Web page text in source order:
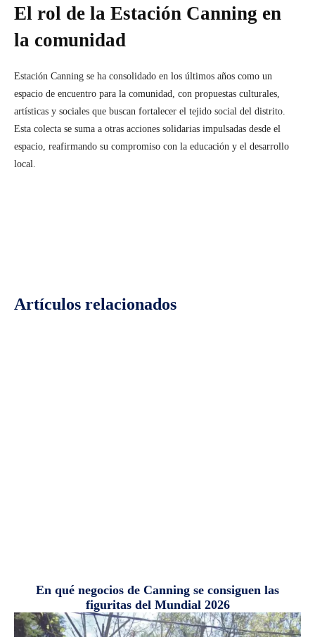
El rol de la Estación Canning en
la comunidad
Estación Canning se ha consolidado en los últimos años como un
espacio de encuentro para la comunidad, con propuestas culturales,
artísticas y sociales que buscan fortalecer el tejido social del distrito.
Esta colecta se suma a otras acciones solidarias impulsadas desde el
espacio, reafirmando su compromiso con la educación y el desarrollo
local.
Artículos relacionados
En qué negocios de Canning se consiguen las
figuritas del Mundial 2026